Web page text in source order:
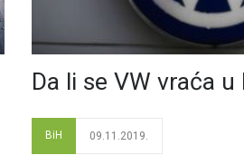
Da li se VW vraća u
BiH 09.11.2019.